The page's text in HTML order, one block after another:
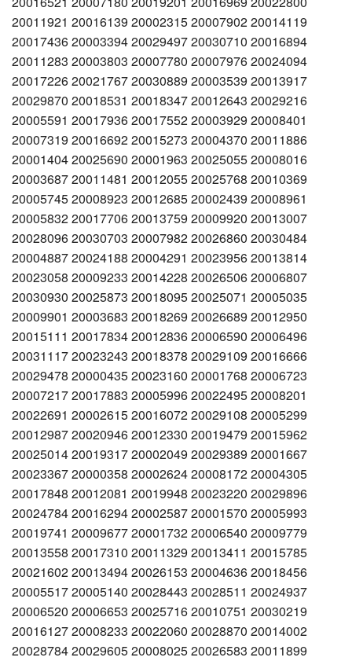
20011921 20016139 20002315 20007902 20014119
20017436 20003394 20029497 20030710 20016894
20011283 20003803 20007780 20007976 20024094
20017226 20021767 20030889 20003539 20013917
20029870 20018531 20018347 20012643 20029216
20005591 20017936 20017552 20003929 20008401
20007319 20016692 20015273 20004370 20011886
20001404 20025690 20001963 20025055 20008016
20003687 20011481 20012055 20025768 20010369
20005745 20008923 20012685 20002439 20008961
20005832 20017706 20013759 20009920 20013007
20028096 20030703 20007982 20026860 20030484
20004887 20024188 20004291 20023956 20013814
20023058 20009233 20014228 20026506 20006807
20030930 20025873 20018095 20025071 20005035
20009901 20003683 20018269 20026689 20012950
20015111 20017834 20012836 20006590 20006496
20031117 20023243 20018378 20029109 20016666
20029478 20000435 20023160 20001768 20006723
20007217 20017883 20005996 20022495 20008201
20022691 20002615 20016072 20029108 20005299
20012987 20020946 20012330 20019479 20015962
20025014 20019317 20002049 20029389 20001667
20023367 20000358 20002624 20008172 20004305
20017848 20012081 20019948 20023220 20029896
20024784 20016294 20002587 20001570 20005993
20019741 20009677 20001732 20006540 20009779
20013558 20017310 20011329 20013411 20015785
20021602 20013494 20026153 20004636 20018456
20005517 20005140 20028443 20028511 20024937
20006520 20006653 20025716 20010751 20030219
20016127 20008233 20022060 20028870 20014002
20028784 20029605 20008025 20026583 20011899